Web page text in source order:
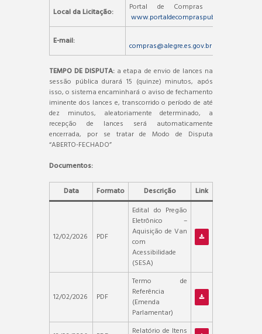
Local da Licitação:
Portal de Compras Públicas –
www.portaldecompraspublicas.com.br
E-mail:
compras@alegre.es.gov.br
TEMPO DE DISPUTA: a etapa de envio de lances na
sessão pública durará 15 (quinze) minutos, após
isso, o sistema encaminhará o aviso de fechamento
iminente dos lances e, transcorrido o período de até
dez minutos, aleatoriamente determinado, a
recepção de lances será automaticamente
encerrada, por se tratar de Modo de Disputa
“ABERTO-FECHADO”
Documentos:
Data Formato Descrição Link
12/02/2026 PDF
Edital do Pregão
Eletrônico –
Aquisição de Van
com
Acessibilidade
(SESA)
12/02/2026 PDF
Termo de
Referência
(Emenda
Parlamentar)
Relatório de Itens